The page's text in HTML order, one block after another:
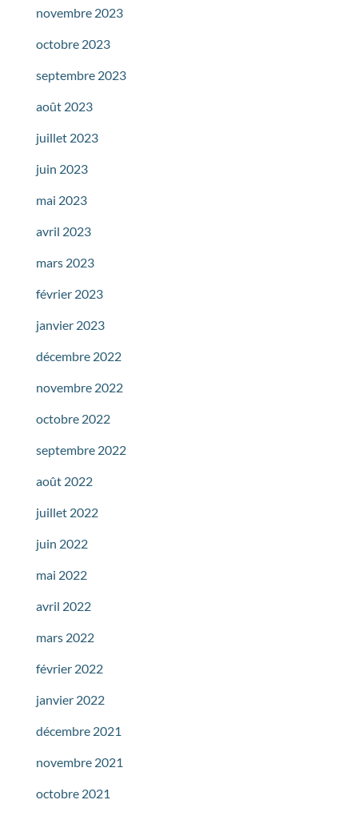
novembre 2023
octobre 2023
septembre 2023
août 2023
juillet 2023
juin 2023
mai 2023
avril 2023
mars 2023
février 2023
janvier 2023
décembre 2022
novembre 2022
octobre 2022
septembre 2022
août 2022
juillet 2022
juin 2022
mai 2022
avril 2022
mars 2022
février 2022
janvier 2022
décembre 2021
novembre 2021
octobre 2021